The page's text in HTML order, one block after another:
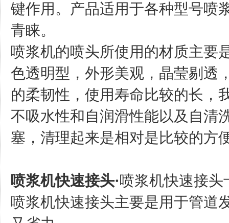
键作用。产品适用于各种型号喷
青睐。
喷浆机的喷头所使用的材质主要
色透明型，外形美观，晶莹剔透
的柔韧性，使用寿命比较的长，
不吸水性和自润滑性能以及自清
塞，清理起来是相对是比较的方
喷浆机快速接头·喷浆机快速接头
喷浆机快速接头主要是用于管道